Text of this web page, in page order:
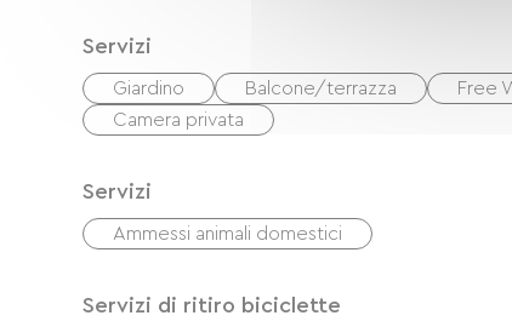
Servizi
Giardino Balcone/terrazza Free
Camera privata
Servizi
Ammessi animali domestici
Servizi di ritiro biciclette